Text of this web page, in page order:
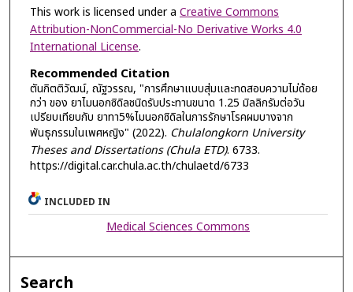
This work is licensed under a Creative Commons
Attribution-NonCommercial-No Derivative Works 4.0
International License.
Recommended Citation
ตันกิตติวัฒน์, ณัฐวรรณ, "การศึกษาแบบสุ่มและทดสอบความไม่ด้อย
กว่า ของ ยาไมนอกซิดิลชนิดรับประทานขนาด 1.25 มิลลิกรัมต่อวัน
เปรียบเทียบกับ ยาทา5%ไมนอกซิดิลในการรักษาโรคผมบางจาก
พันธุกรรมในเพศหญิง" (2022). Chulalongkorn University
Theses and Dissertations (Chula ETD). 6733.
https://digital.car.chula.ac.th/chulaetd/6733
INCLUDED IN
Medical Sciences Commons
Search